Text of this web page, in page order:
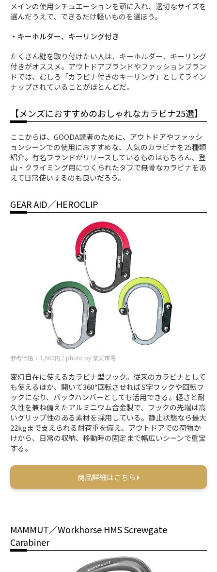
メインの使用シチュエーションを頭に入れ、適切なサイズを
選んだうえで、できるだけ軽いものを選ぼう。
・キーホルダー、キーリング付き
たくさん鍵を取り付けたい人は、キーホルダー、キーリング
付きがオススメ。アウトドアブランドやファッションブラン
ドでは、むしろ「カラビナ付きのキーリング」としてライン
ナップされていることがほとんどだ。
【メンズにおすすめのおしゃれなカラビナ25選】
ここからは、GOODA読者のために、アウトドアやファッシ
ョンシーンでの使用におすすめな、人気のカラビナを25種類
紹介。有名ブランドがリリースしているものはもちろん、登
山・クライミング用につくられたタフで無骨なカラビナをあ
えて日常使いするのも良いだろう。
GEAR AID／HEROCLIP
参考価格：3,960円 / photo by 楽天市場
変幻自在に使えるカラビナ型フック。従来のカラビナとして
も使えるほか、開いて360°回転させればS字フックや回転フ
ックになり、バックハンバーとしても活用できる。軽さと耐
久性を兼ね備えたアルミニウム合金製で、フックの先端は高
いグリップ性のある素材を採用している。静止状態なら最大
22kgまで支えられる耐荷重を備え、アウトドアでの荷物か
けから、日常の収納、移動時の固定まで幅広いシーンで重宝
する。
商品詳細はこちら
MAMMUT／Workhorse HMS Screwgate
Carabiner